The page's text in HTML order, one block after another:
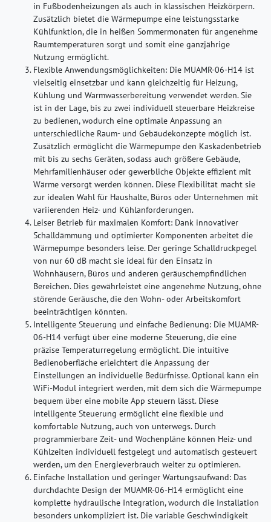
in Fußbodenheizungen als auch in klassischen Heizkörpern.
Zusätzlich bietet die Wärmepumpe eine leistungsstarke
Kühlfunktion, die in heißen Sommermonaten für angenehme
Raumtemperaturen sorgt und somit eine ganzjährige
Nutzung ermöglicht.
Flexible Anwendungsmöglichkeiten: Die MUAMR-06-H14 ist
vielseitig einsetzbar und kann gleichzeitig für Heizung,
Kühlung und Warmwasserbereitung verwendet werden. Sie
ist in der Lage, bis zu zwei individuell steuerbare Heizkreise
zu bedienen, wodurch eine optimale Anpassung an
unterschiedliche Raum- und Gebäudekonzepte möglich ist.
Zusätzlich ermöglicht die Wärmepumpe den Kaskadenbetrieb
mit bis zu sechs Geräten, sodass auch größere Gebäude,
Mehrfamilienhäuser oder gewerbliche Objekte effizient mit
Wärme versorgt werden können. Diese Flexibilität macht sie
zur idealen Wahl für Haushalte, Büros oder Unternehmen mit
variierenden Heiz- und Kühlanforderungen.
Leiser Betrieb für maximalen Komfort: Dank innovativer
Schalldämmung und optimierter Komponenten arbeitet die
Wärmepumpe besonders leise. Der geringe Schalldruckpegel
von nur 60 dB macht sie ideal für den Einsatz in
Wohnhäusern, Büros und anderen geräuschempfindlichen
Bereichen. Dies gewährleistet eine angenehme Nutzung, ohne
störende Geräusche, die den Wohn- oder Arbeitskomfort
beeinträchtigen könnten.
Intelligente Steuerung und einfache Bedienung: Die MUAMR-
06-H14 verfügt über eine moderne Steuerung, die eine
präzise Temperaturregelung ermöglicht. Die intuitive
Bedienoberfläche erleichtert die Anpassung der
Einstellungen an individuelle Bedürfnisse. Optional kann ein
WiFi-Modul integriert werden, mit dem sich die Wärmepumpe
bequem über eine mobile App steuern lässt. Diese
intelligente Steuerung ermöglicht eine flexible und
komfortable Nutzung, auch von unterwegs. Durch
programmierbare Zeit- und Wochenpläne können Heiz- und
Kühlzeiten individuell festgelegt und automatisch gesteuert
werden, um den Energieverbrauch weiter zu optimieren.
Einfache Installation und geringer Wartungsaufwand: Das
durchdachte Design der MUAMR-06-H14 ermöglicht eine
komplette hydraulische Integration, wodurch die Installation
besonders unkompliziert ist. Die variable Geschwindigkeit